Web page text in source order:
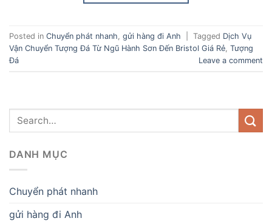
Posted in Chuyển phát nhanh gửi hàng đi Anh Tagged Dịch Vụ
Vận Chuyển Tượng Đá Từ Ngũ Hành Sơn Đến Bristol Giá Rẻ Tượng
Đá
Leave a comment
DANH MỤC
Chuyển phát nhanh
gửi hàng đi Anh